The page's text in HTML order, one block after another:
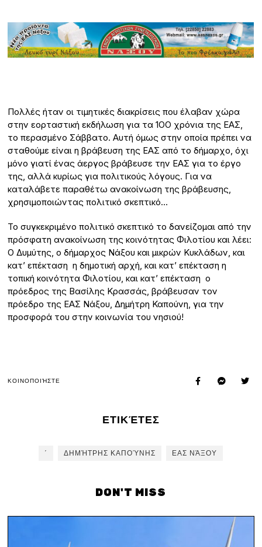
Πολλές ήταν οι τιμητικές διακρίσεις που έλαβαν χώρα
στην εορταστική εκδήλωση για τα 1ΟΟ χρόνια της ΕΑΣ,
το περασμένο Σάββατο. Αυτή όμως στην οποία πρέπει να
σταθούμε είναι η βράβευση της ΕΑΣ από το δήμαρχο, όχι
μόνο γιατί ένας άεργος βράβευσε την ΕΑΣ για το έργο
της, αλλά κυρίως για πολιτικούς λόγους. Για να
καταλάβετε παραθέτω ανακοίνωση της βράβευσης,
χρησιμοποιώντας πολιτικό σκεπτικό…
Το συγκεκριμένο πολιτικό σκεπτικό το δανείζομαι από την
πρόσφατη ανακοίνωση της κοινότητας Φιλοτίου και λέει:
Ο Δυμύτης, ο δήμαρχος Νάξου και μικρών Κυκλάδων, και
κατ’ επέκταση η δημοτική αρχή, και κατ’ επέκταση η
τοπική κοινότητα Φιλοτίου, και κατ’ επέκταση ο
πρόεδρος της Βασίλης Κρασσάς, βράβευσαν τον
πρόεδρο της ΕΑΣ Νάξου, Δημήτρη Καπούνη, για την
προσφορά του στην κοινωνία του νησιού!
ΚΟΙΝΟΠΟΙΉΣΤΕ
ΕΤΙΚΈΤΕΣ
΄ ΔΗΜΉΤΡΗΣ ΚΑΠΟΎΝΗΣ ΕΑΣ ΝΆΞΟΥ
DON'T MISS